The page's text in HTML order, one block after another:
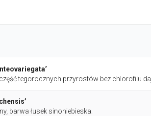
tegorocznych przyrostów bez chlorofilu
barwa łusek sinoniebieska.